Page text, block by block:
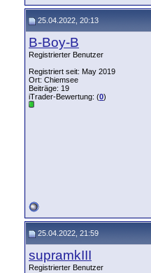
25.04.2022, 20:13
B-Boy-B
Registrierter Benutzer
Registriert seit: May 2019
Ort: Chiemsee
Beiträge: 19
iTrader-Bewertung: (0)
25.04.2022, 21:59
supramkIII
Registrierter Benutzer